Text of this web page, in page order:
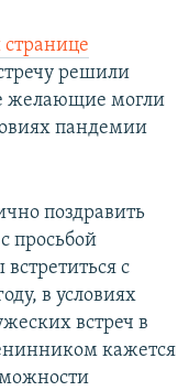
решили
желающие могли
пандемии
поздравить
просьбой
с
в условиях
встреч в
кажется